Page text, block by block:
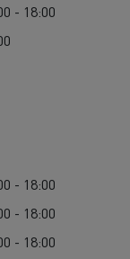
- 18:00
- 18:00
- 18:00
- 18:00